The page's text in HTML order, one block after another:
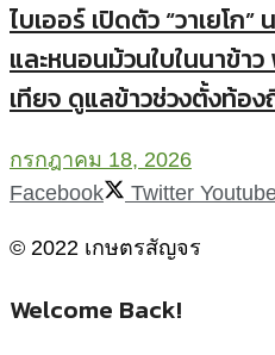
ไบเออร์ เปิดตัว “วาเยโ
และหนอนม้วนใบในนาข้า
เทียจ ดูแลข้าวช่วงตั้งท้อ
กรกฎาคม 18, 2026
Facebook
Twitter
© 2022 เกษตรสัญจร
Welcome Back!